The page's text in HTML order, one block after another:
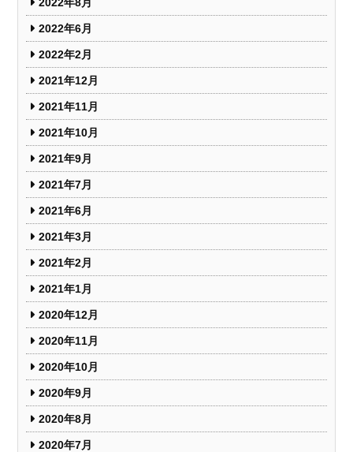
2022年6月
2022年2月
2021年12月
2021年11月
2021年10月
2021年9月
2021年7月
2021年6月
2021年3月
2021年2月
2021年1月
2020年12月
2020年11月
2020年10月
2020年9月
2020年8月
2020年7月